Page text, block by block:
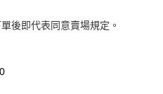
星展（台灣）商業銀行
後即代表同意賣場規定。